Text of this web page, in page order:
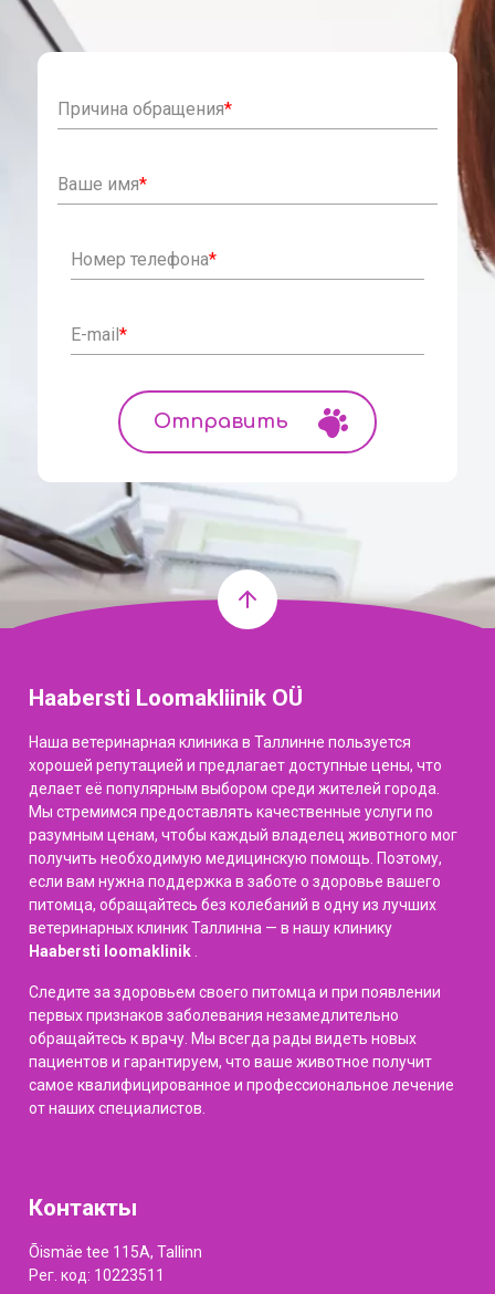
Причина обращения*
Ваше имя*
Номер телефона*
E-mail *
Haabersti Loomakliinik OÜ
Наша ветеринарная клиника в Таллинне пользуется
хорошей репутацией и предлагает доступные цены, что
делает её популярным выбором среди жителей города.
Мы стремимся предоставлять качественные услуги по
разумным ценам, чтобы каждый владелец животного мог
получить необходимую медицинскую помощь. Поэтому,
если вам нужна поддержка в заботе о здоровье вашего
питомца, обращайтесь без колебаний в одну из лучших
ветеринарных клиник Таллинна — в нашу клинику
Haabersti loomaklinik
Следите за здоровьем своего питомца и при появлении
первых признаков заболевания незамедлительно
обращайтесь к врачу. Мы всегда рады видеть новых
пациентов и гарантируем, что ваше животное получит
самое квалифицированное и профессиональное лечение
от наших специалистов.
Контакты
Õismäe tee 115A, Tallinn
Рег. код: 10223511